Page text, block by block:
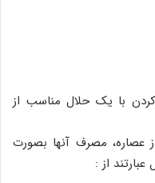
با یک حلال مناسب از
عصاره، مصرف آنها بصورت
از :